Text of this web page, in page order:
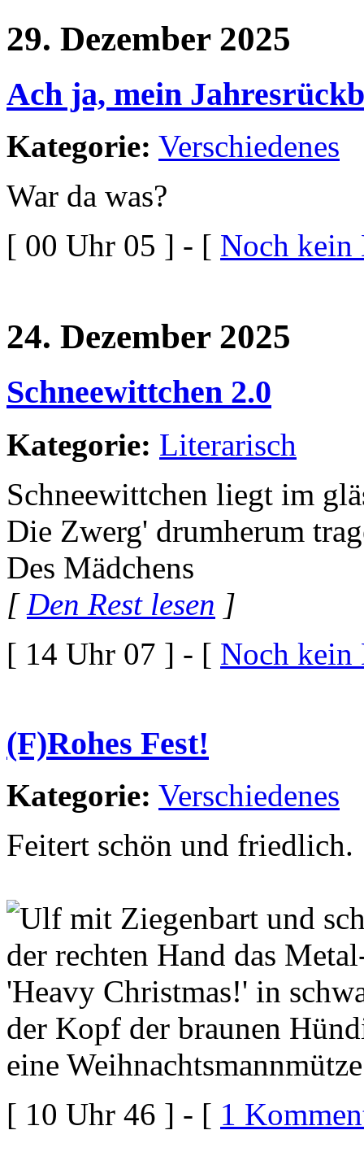
29. Dezember 2025
Ach ja, mein
Kategorie: Verschiedenes
War da was?
[ 00 Uhr 05 ] - [ Noch kein
24. Dezember 2025
Schneewittchen 2.0
Kategorie: Literarisch
Schneewittchen liegt im
Die Zwerg' drumherum
Des Mädchens
[Den Rest lesen ]
[ 14 Uhr 07 ] - [ Noch kein
(F)Rohes Fest!
Kategorie: Verschiedenes
Feitert schön und friedlich.
[ 10 Uhr 46 ] - [ 1